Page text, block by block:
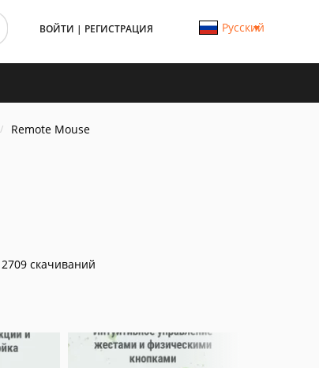
ВОЙТИ | РЕГИСТРАЦИЯ Русский
Remote Mouse
2709 скачиваний